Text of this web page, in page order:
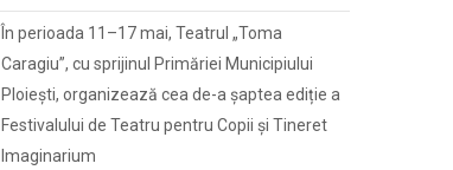
În perioada 11–17 mai, Teatrul „Toma
Caragiu”, cu sprijinul Primăriei Municipiului
Ploiești, organizează cea de-a șaptea ediție a
Festivalului de Teatru pentru Copii și Tineret
Imaginarium